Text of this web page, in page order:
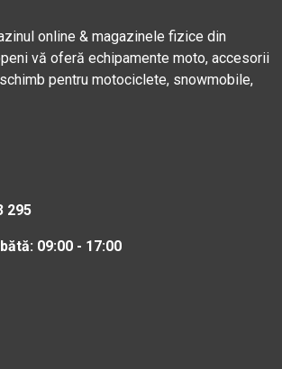
online & magazinele fizice din
vă oferă echipamente moto, accesorii
pentru motociclete, snowmobile,
295
09:00 - 17:00